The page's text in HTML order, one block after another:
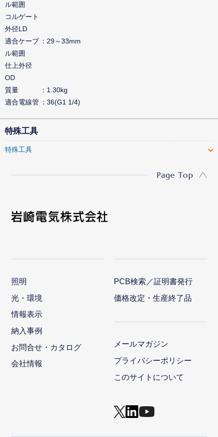
ル範囲
コルゲート
外径LD
適合ケーブ
ル範囲
仕上外径
OD
29～33mm
質量
1.30kg
適合電線管
36(G1 1/4)
特殊工具
特殊工具
Page Top
照明
光・環境
情報表示
納入事例
お問合せ・カタログ
会社情報
PCB検索／証明書発行
価格改定・生産終了品
メールマガジン
プライバシーポリシー
このサイトについて